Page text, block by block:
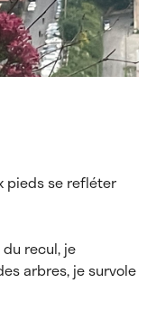
pieds se refléter
recul, je
arbres, je survole